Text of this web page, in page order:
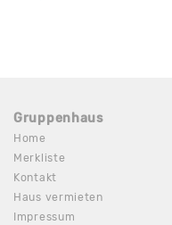
Gruppenhaus
Home
Merkliste
Kontakt
Haus vermieten
Impressum